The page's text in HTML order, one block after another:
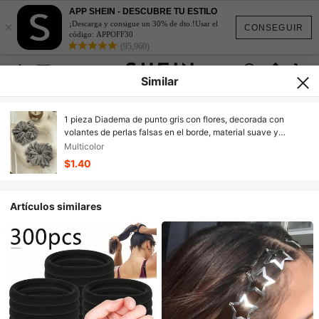
CONSEGUIR
×
APP SHEIN - DESCUBRE TU ESTILO
¡Descarga y consigue un 30% de dto.!Usar el
código: APPOFF30
(95,960)
Similar
1 pieza Diadema de punto gris con flores, decorada con
volantes de perlas falsas en el borde, material suave y
cómodo, adecuada para coleta y otros peinados, accesorio
de pelo de alta gama para uso diario o en ocasiones
especiales. El producto incluye diadema, decoración para el
Multicolor
$1.40
Artículos similares